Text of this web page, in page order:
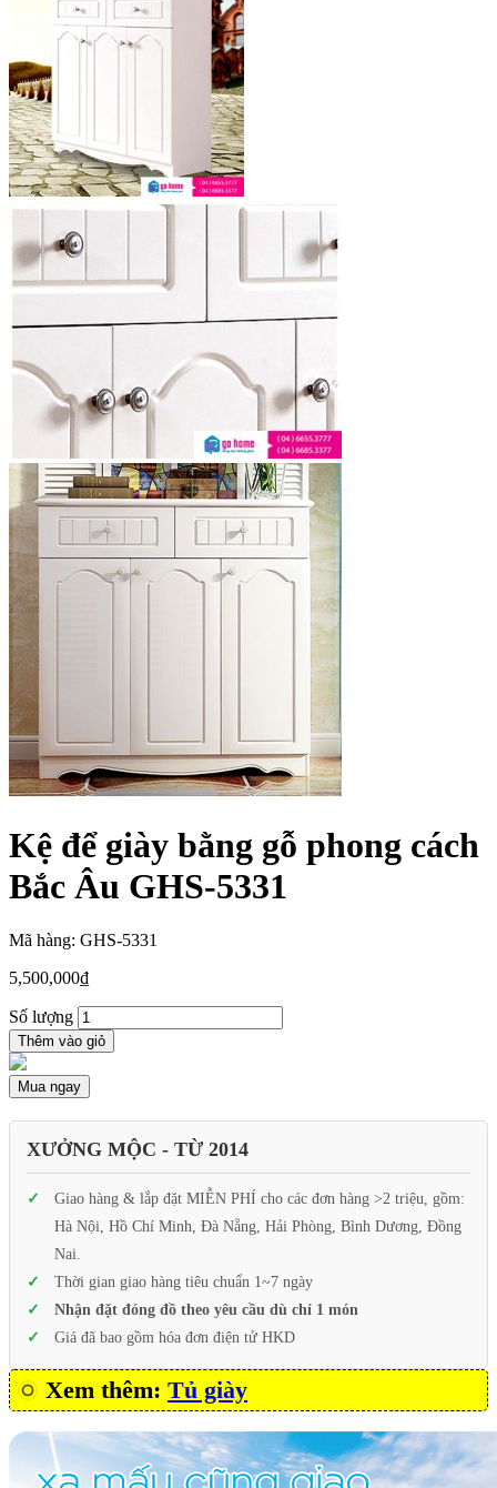
Kệ để giày bằng gỗ phong cách
Bắc Âu GHS-5331
Mã hàng: GHS-5331
5,500,000₫
Số lượng
Thêm vào giỏ
Mua ngay
XƯỞNG MỘC - TỪ 2014
Giao hàng & lắp đặt MIỄN PHÍ cho các đơn hàng >2 triệu, gồm:
Hà Nội, Hồ Chí Minh, Đà Nẵng, Hải Phòng, Bình Dương, Đồng
Nai.
Thời gian giao hàng tiêu chuẩn 1~7 ngày
Nhận đặt đóng đồ theo yêu cầu dù chỉ 1 món
Giá đã bao gồm hóa đơn điện tử HKD
Xem thêm: Tủ giày